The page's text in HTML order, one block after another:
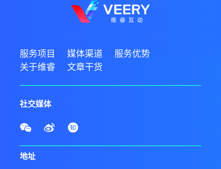
服务项目 媒体渠道
服务优势
关于维睿
文章干货
地址
社交媒体